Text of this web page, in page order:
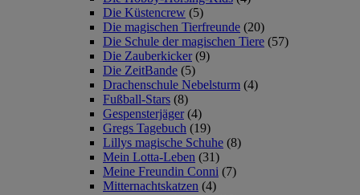
Die Küstencrew (5)
Die magischen Tierfreunde (20)
Die Schule der magischen Tiere (57)
Die Zauberkicker (9)
Die ZeitBande (5)
Drachenschule Nebelsturm (4)
Fußball-Stars (8)
Gespensterjäger (4)
Gregs Tagebuch (19)
Lillys magische Schuhe (8)
Mein Lotta-Leben (31)
Meine Freundin Conni (7)
Mitternachtskatzen (4)